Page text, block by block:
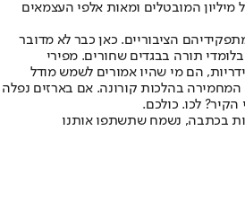
המובטלים ומאות אלפי העצמאים
מתפקידיהם הציבוריים. כאן כבר לא מדובר
תורה בבגדים שחורים. מפירי
הם מי שהיו אמורים לשמש מודל
המחמירה בהלכות קורונה. אם בארזים נפלה
לכו. כולכם.
בכתבה, נשמח שתשתפו אותנו